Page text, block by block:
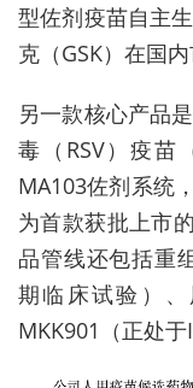
型佐剂疫苗自主
克（GSK）在国
另一款核心产品
毒（RSV）疫苗
MA103佐剂系统
为首款获批上市
品管线还包括重
期临床试验）
MKK901（正处于